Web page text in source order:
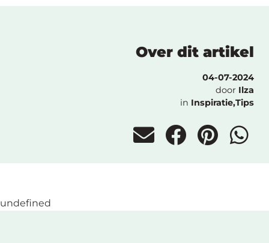
Over dit artikel
04-07-2024
door Ilza
in Inspiratie,Tips
undefined